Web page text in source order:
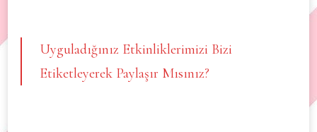
Uyguladığınız Etkinliklerimizi Bizi
Etiketleyerek Paylaşır Mısınız?